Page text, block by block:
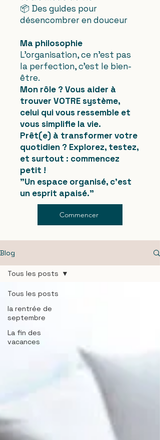
📦 Des guides pour
désencombrer en douceur
Ma philosophie
L'organisation, ce n'est pas
la perfection, c'est le bien-
être.
Mon rôle ? Vous aider à
trouver VOTRE système,
celui qui vous ressemble et
vous simplifie la vie.
Prêt(e) à transformer votre
quotidien ? Explorez, testez,
et surtout : commencez
petit !
"Un espace organisé, c'est
un esprit apaisé."
Commencer
Blog
Tous les posts
la rentrée de
septembre
La fin des
vacances
Tous les posts